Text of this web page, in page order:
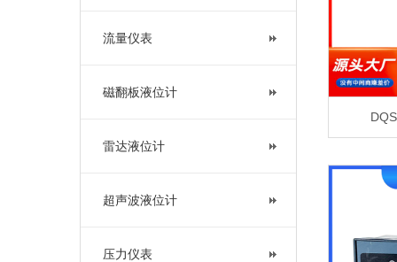
流量仪表
磁翻板液位计
雷达液位计
超声波液位计
压力仪表